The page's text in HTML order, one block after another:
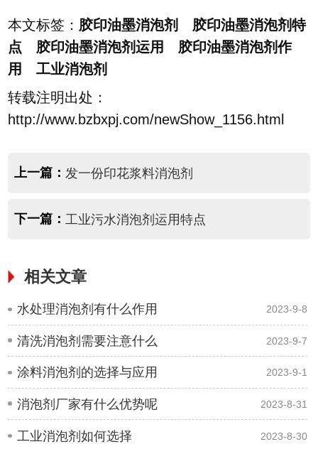
本文标签： 胶印油墨消泡剂 胶印油墨消泡剂特
点 胶印油墨消泡剂运用 胶印油墨消泡剂作
用 工业消泡剂
转载注明出处：
http://www.bzbxpj.com/newShow_1156.html
上一篇： 发一份印花浆料消泡剂
下一篇： 工业污水消泡剂运用特点
相关文章
水处理消泡剂有什么作用 2023-9-8
清洗消泡剂需要注意什么 2023-9-7
涂料消泡剂的选择与应用 2023-9-1
消泡剂厂家有什么优势呢 2023-8-31
工业消泡剂如何选择 2023-8-30